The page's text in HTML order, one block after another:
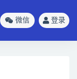
微信 登录